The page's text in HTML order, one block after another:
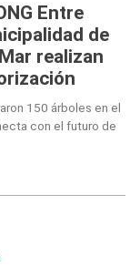
Entre
de
realizan
150 árboles en el
con el futuro de